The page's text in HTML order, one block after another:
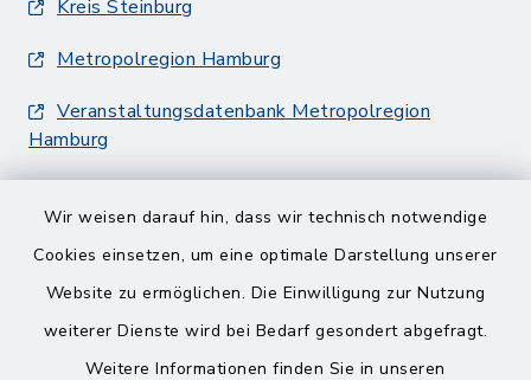
Wir weisen darauf hin, dass wir technisch notwendige
Cookies einsetzen, um eine optimale Darstellung unserer
Website zu ermöglichen. Die Einwilligung zur Nutzung
weiterer Dienste wird bei Bedarf gesondert abgefragt.
Weitere Informationen finden Sie in unseren
Kreis Steinburg
Metropolregion Hamburg
Veranstaltungsdatenbank Metropolregion
Hamburg